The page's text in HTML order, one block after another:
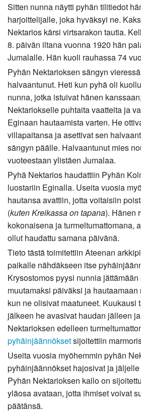
Sitten nunna näytti pyhän tilitiedot
harjoittelijalle, joka hyväksyi ne.
Nektarios kärsi virtsarakon tautia.
8. päivän iltana vuonna 1920 hän
Jumalalle. Hän kuoli rauhassa 74
Pyhän Nektarioksen sängyn
halvaantunut. Heti kun pyhä oli
nunna, jotka istuivat hänen
Nektariokselle puhtaita vaatteita ja
Eginaan hautaamista varten. He
villapaitansa ja asettivat sen
sängyn päälle. Halvaantunut mies
vuoteestaan ylistäen Jumalaa.
Pyhä Nektarios haudattiin Pyhän
luostariin Eginalla. Useita vuosia
hautansa avattiin, jotta voitaisiin
(kuten Kreikassa on tapana). Hänen
kokonaisena ja turmeltumattomana,
ollut haudattu samana päivänä.
Tieto tästä toimitettiin Ateenan
paikalle nähdäkseen itse
Krysostomos pyysi nunnia
muutamaksi päiväksi ja hautaamaan
kun ne olisivat maatuneet. Kuukausi
jälkeen he avasivat haudan jälleen
Nektarioksen edelleen
pyhäinjäännöksetsijoitettiin
Useita vuosia myöhemmin pyhän
pyhäinjäännökset hajosivat ja
Pyhän Nektarioksen kallo on sijoitettu
yläosa avataan, jotta ihmiset voivat
päätänsä.